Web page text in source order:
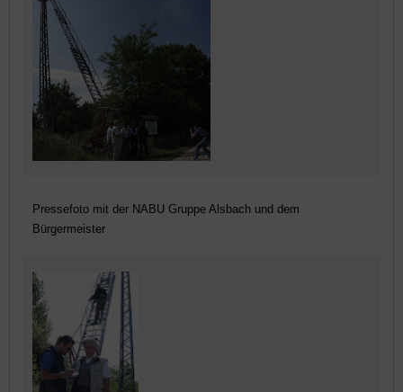
Pressefoto mit der NABU Gruppe Alsbach und dem
Bürgermeister